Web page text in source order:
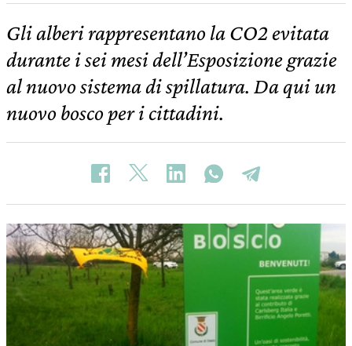
Gli alberi rappresentano la CO2 evitata
durante i sei mesi dell’Esposizione grazie
al nuovo sistema di spillatura. Da qui un
nuovo bosco per i cittadini.